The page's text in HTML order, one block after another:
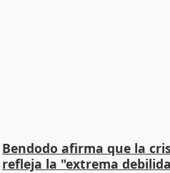
Bendodo afirma que la
refleja la "extrema